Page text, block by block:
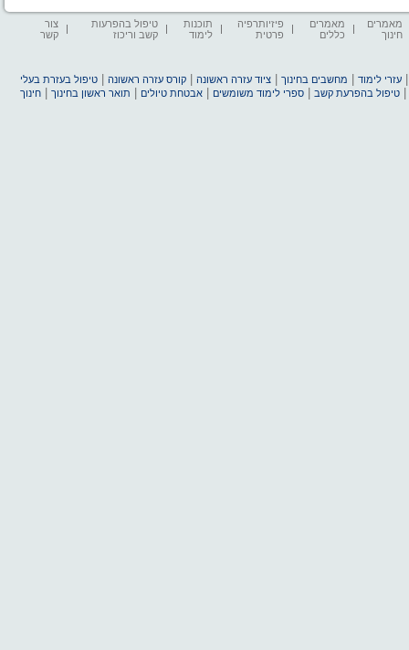
מאמרים
חינוך
מאמרים
כללים
פיזיותרפיה
פרטית
תוכנות
לימוד
טיפול בהפרעות
קשב וריכוז
צור
קשר
עזרי לימוד מחשבים בחינוך |ציוד עזרה ראשונה |קורס עזרה ראשונה |טיפול בעזרת בעלי
|טיפול בהפרעת קשב |ספרי לימוד משומשים |אבטחת טיולים תואר ראשון בחינוך |חינוך